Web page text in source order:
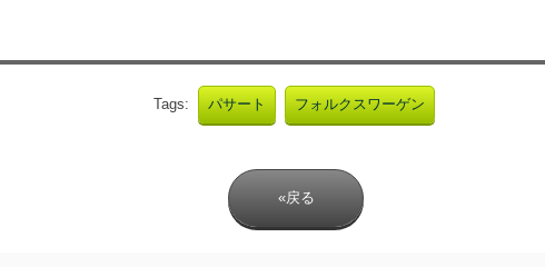
Tags: パサート フォルクスワーゲン
«戻る